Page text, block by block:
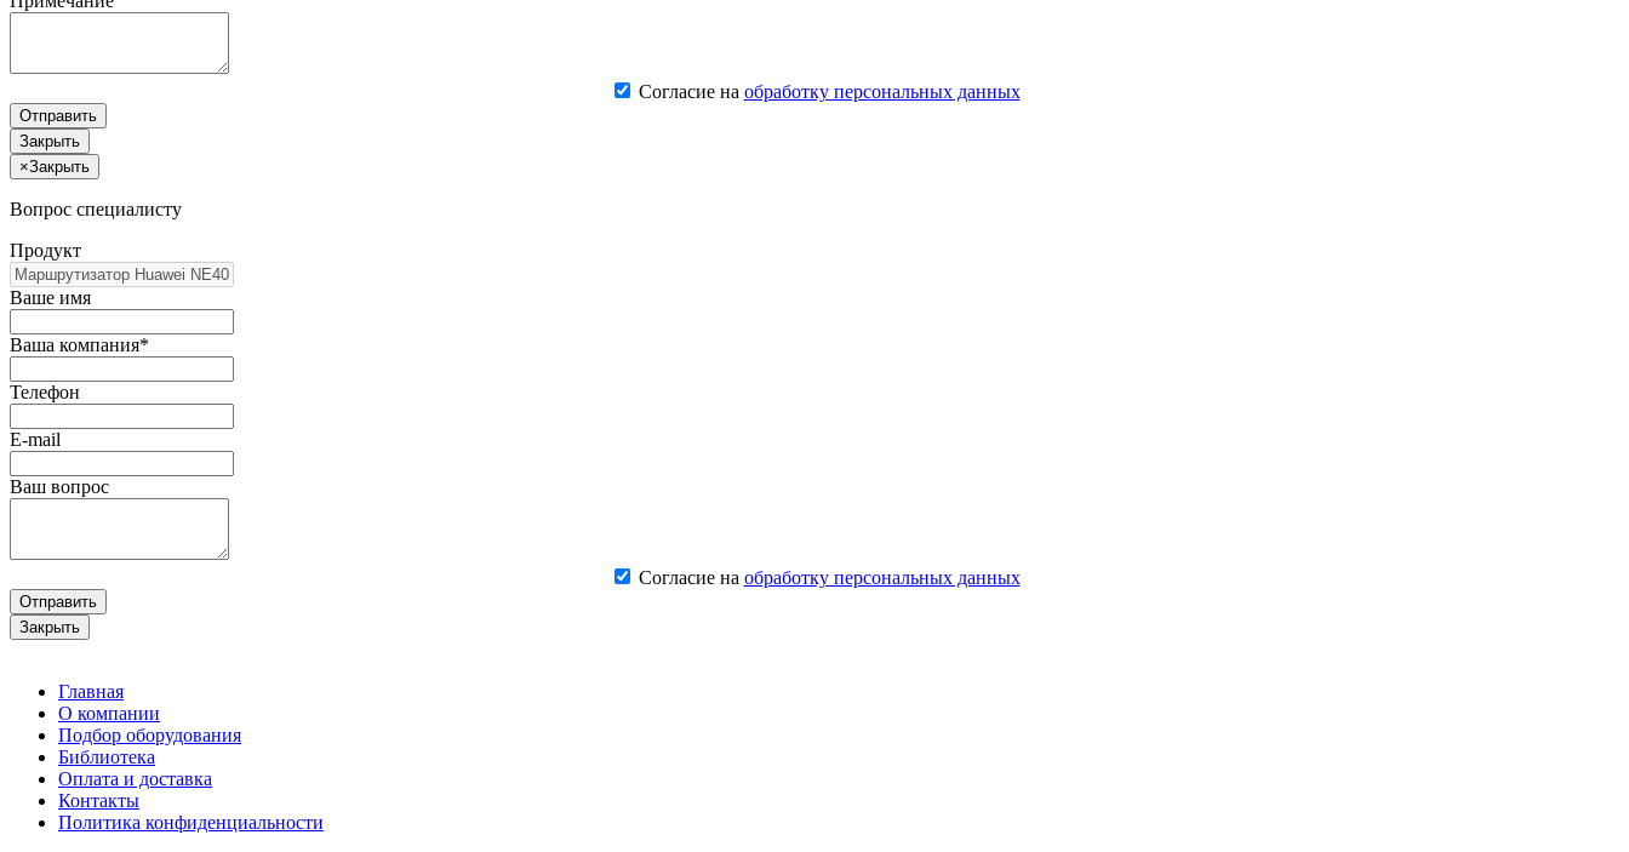
Согласие на обработку персональных данных
Отправить
Закрыть
×Закрыть
Вопрос специалисту
Продукт
Ваше имя
Ваша компания*
Телефон
E-mail
Ваш вопрос
Согласие на обработку персональных данных
Отправить
Закрыть
Главная
О компании
Подбор оборудования
Библиотека
Оплата и доставка
Контакты
Политика конфиденциальности